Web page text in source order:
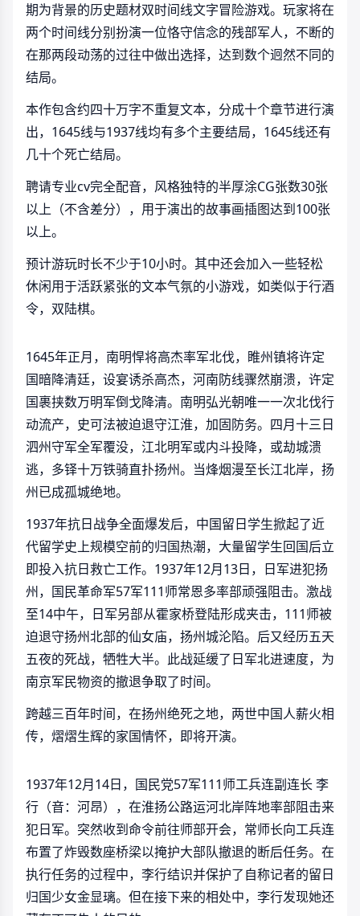
期为背景的历史题材双时间线文字冒险游戏。玩家将在
两个时间线分别扮演一位恪守信念的残部军人，不断的
在那两段动荡的过往中做出选择，达到数个迥然不同的
结局。
本作包含约四十万字不重复文本，分成十个章节进行演
出，1645线与1937线均有多个主要结局，1645线还有
几十个死亡结局。
聘请专业cv完全配音，风格独特的半厚涂CG张数30张
以上（不含差分），用于演出的故事画插图达到100张
以上。
预计游玩时长不少于10小时。其中还会加入一些轻松
休闲用于活跃紧张的文本气氛的小游戏，如类似于行酒
令，双陆棋。
1645年正月，南明悍将高杰率军北伐，睢州镇将许定
国暗降清廷，设宴诱杀高杰，河南防线骤然崩溃，许定
国裹挟数万明军倒戈降清。南明弘光朝唯一一次北伐行
动流产，史可法被迫退守江淮，加固防务。四月十三日
泗州守军全军覆没，江北明军或内斗投降，或劫城溃
逃，多铎十万铁骑直扑扬州。当烽烟漫至长江北岸，扬
州已成孤城绝地。
1937年抗日战争全面爆发后，中国留日学生掀起了近
代留学史上规模空前的归国热潮，大量留学生回国后立
即投入抗日救亡工作。1937年12月13日，日军进犯扬
州，国民革命军57军111师常恩多率部顽强阻击。激战
至14中午，日军另部从霍家桥登陆形成夹击，111师被
迫退守扬州北部的仙女庙，扬州城沦陷。后又经历五天
五夜的死战，牺牲大半。此战延缓了日军北进速度，为
南京军民物资的撤退争取了时间。
跨越三百年时间，在扬州绝死之地，两世中国人薪火相
传，熠熠生辉的家国情怀，即将开演。
1937年12月14日，国民党57军111师工兵连副连长 李
行（音：河昂），在淮扬公路运河北岸阵地率部阻击来
犯日军。突然收到命令前往师部开会，常师长向工兵连
布置了炸毁数座桥梁以掩护大部队撤退的断后任务。在
执行任务的过程中，李行结识并保护了自称记者的留日
归国少女金显璃。但在接下来的相处中，李行发现她还